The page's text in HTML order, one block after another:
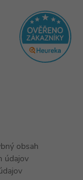
obsah
údajov